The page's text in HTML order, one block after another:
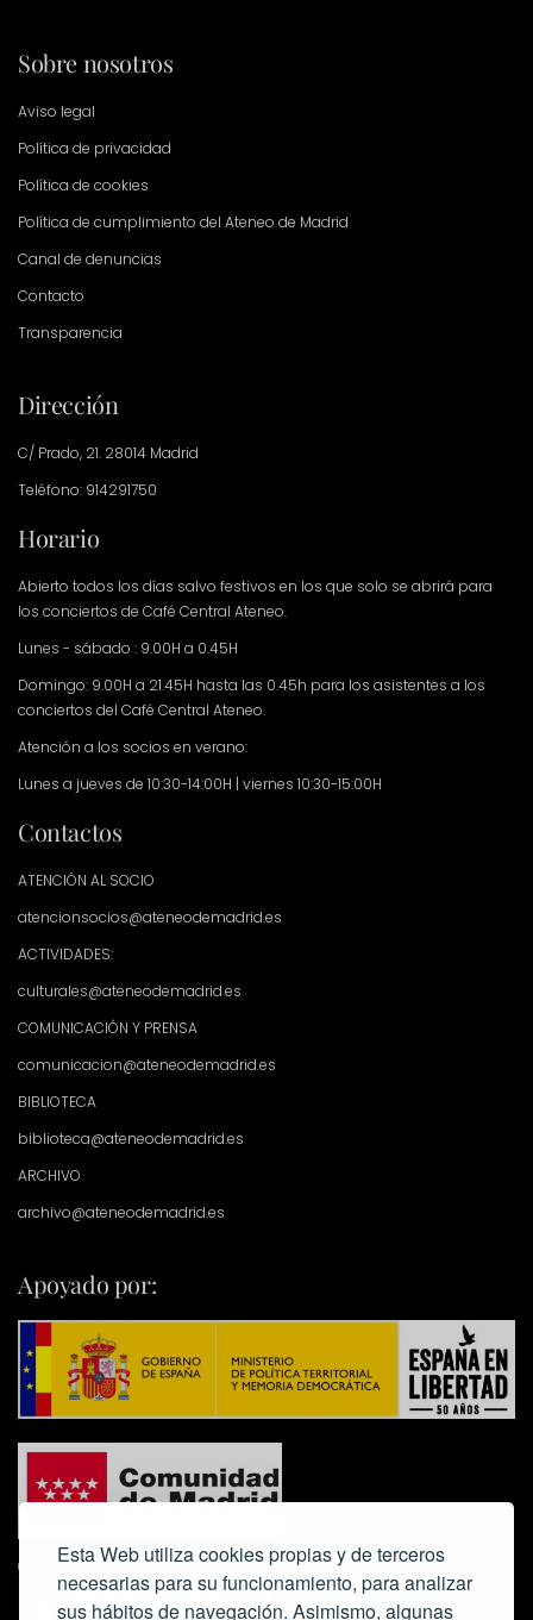
Esta Web utiliza cookies propias y de terceros
necesarias para su funcionamiento, para analizar
sus hábitos de navegación. Asimismo, algunas
Sobre nosotros
Aviso legal
Política de privacidad
Política de cookies
Política de cumplimiento del Ateneo de Madrid
Canal de denuncias
Contacto
Transparencia
Dirección
C/ Prado, 21. 28014 Madrid
Teléfono: 914291750
Horario
Abierto todos los días salvo festivos en los que solo se abrirá para
los conciertos de Café Central Ateneo.
Lunes - sábado : 9.00H a 0.45H
Domingo: 9.00H a 21.45H hasta las 0.45h para los asistentes a los
conciertos del Café Central Ateneo.
Atención a los socios en verano:
Lunes a jueves de 10:30-14:00H | viernes 10:30-15:00H
Contactos
ATENCIÓN AL SOCIO
atencionsocios@ateneodemadrid.es
ACTIVIDADES:
culturales@ateneodemadrid.es
COMUNICACIÓN Y PRENSA
comunicacion@ateneodemadrid.es
BIBLIOTECA
biblioteca@ateneodemadrid.es
ARCHIVO
archivo@ateneodemadrid.es
Apoyado por: